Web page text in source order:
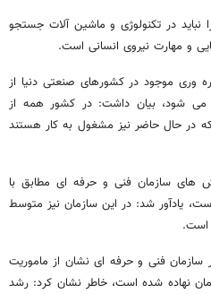
نباید در تکنولوژی و ماشین آلات جستجو
و مهارت نیروی انسانی است.
اینکه 50 درصد بهره وری موجود در کشورهای صنعتی دنیا از
می شود، بیان داشت: در کشور همه از
در حال حاضر نیز مشغول به کار هستند
های سازمان فنی و حرفه ای مطابق با
یادآور شد: در این سازمان نیز متوسط
سازمان فنی و حرفه ای نشان از ماموریت
نهاده شده است، خاطر نشان کرد: رشد